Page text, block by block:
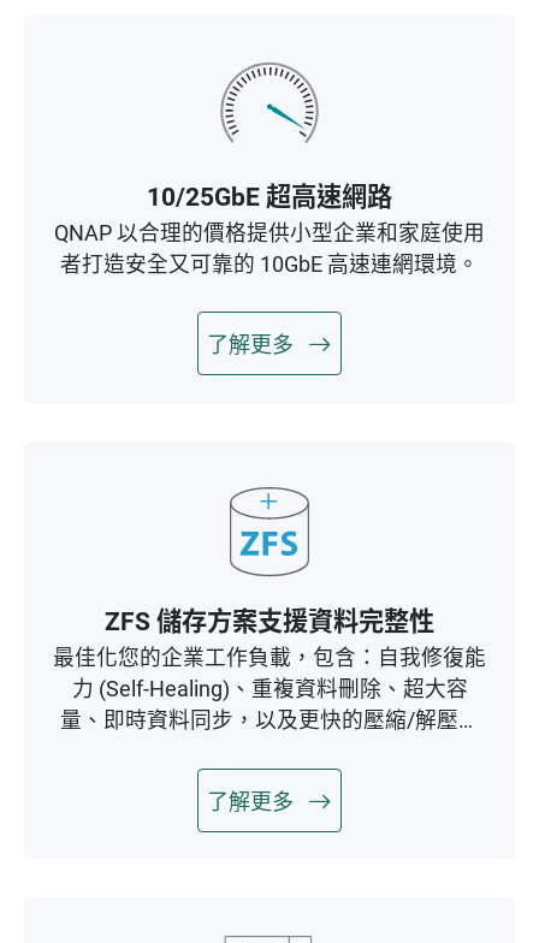
10/25GbE 超高速網路
QNAP 以合理的價格提供小型企業和家庭使用
者打造安全又可靠的 10GbE 高速連網環境。
了解更多
ZFS 儲存方案支援資料完整性
最佳化您的企業工作負載，包含：自我修復能
力 (Self-Healing)、重複資料刪除、超大容
量、即時資料同步，以及更快的壓縮/解壓縮
了解更多